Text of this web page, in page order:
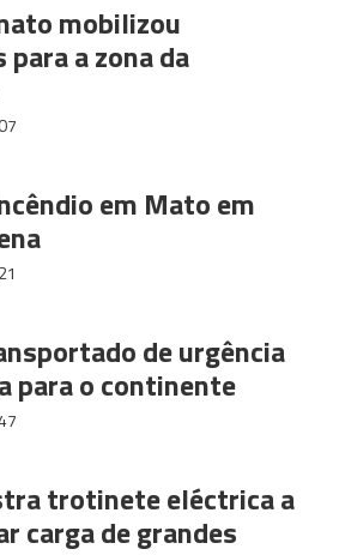
mobilizou
a zona da
em Mato em
de urgência
para o continente
trotinete eléctrica a
carga de grandes